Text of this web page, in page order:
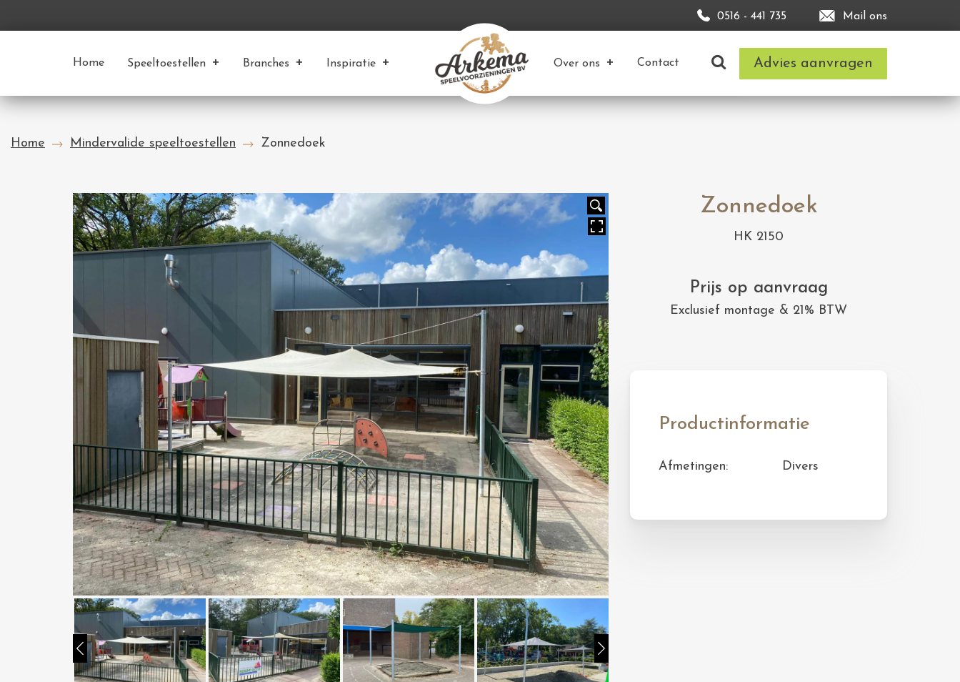
0516 - 441 735 Mail ons
Home Speeltoestellen Branches Inspiratie Over ons Contact Advies aanvragen
Home Mindervalide speeltoestellen Zonnedoek
Zonnedoek
HK 2150
Prijs op aanvraag
Exclusief montage & 21% BTW
Productinformatie
Afmetingen: Divers